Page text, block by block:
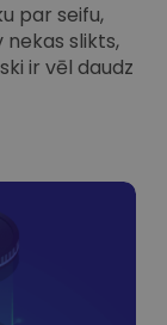
par seifu,
nekas slikts,
ir vēl daudz